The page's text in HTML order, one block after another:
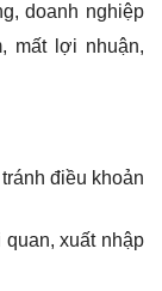
doanh nghiệp
mất lợi nhuận,
điều khoản
xuất nhập